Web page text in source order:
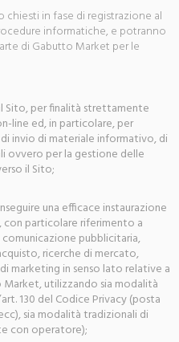
chiesti in fase di registrazione al
informatiche, e potranno
di Gabutto Market per le
Sito, per finalità strettamente
line ed, in particolare, per
invio di materiale informativo, di
ovvero per la gestione delle
il Sito;
una efficace instaurazione
particolare riferimento a
pubblicitaria,
ricerche di mercato,
marketing in senso lato relative a
utilizzando sia modalità
130 del Codice Privacy (posta
sia modalità tradizionali di
con operatore);